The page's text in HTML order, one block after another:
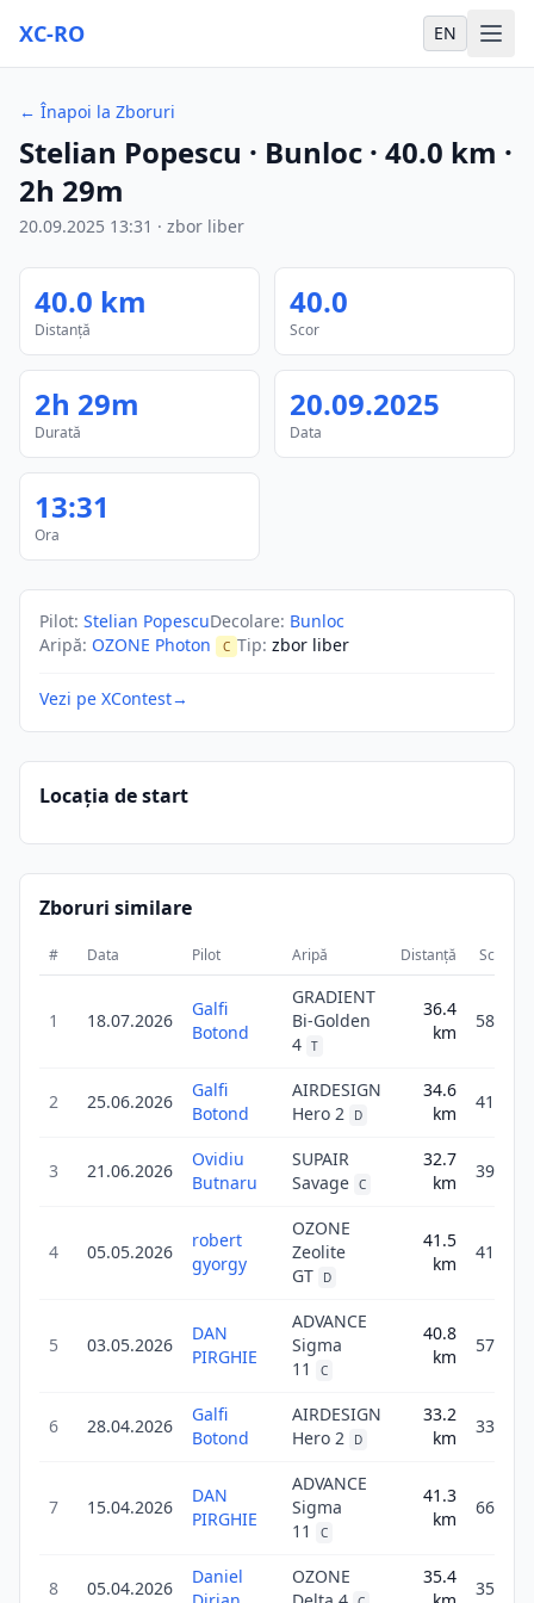
XC-RO EN
← Înapoi la Zboruri
Stelian Popescu · Bunloc · 40.0 km ·
2h 29m
20.09.2025 13:31 · zbor liber
40.0 km
Distanță
40.0
Scor
2h 29m
Durată
20.09.2025
Data
13:31
Ora
Pilot: Stelian PopescuDecolare: Bunloc
Aripă: OZONE Photon C Tip: zbor liber
Vezi pe XContest→
Locația de start
Zboruri similare
# Data Pilot Aripă Distanță Scor
1 18.07.2026
Galfi
Botond
GRADIENT
Bi-Golden
4 T
36.4
km
58.3
2 25.06.2026
Galfi
Botond
AIRDESIGN
Hero 2
D
34.6
km
41.6
3 21.06.2026
Ovidiu
Butnaru
SUPAIR
Savage C
32.7
km
39.3
4 05.05.2026
robert
gyorgy
OZONE
Zeolite
GT
D
41.5
km
41.5
5 03.05.2026
DAN
PIRGHIE
ADVANCE
Sigma
11
C
40.8
km
57.0
6 28.04.2026
Galfi
Botond
AIRDESIGN
Hero 2
D
33.2
km
33.2
7 15.04.2026
DAN
PIRGHIE
ADVANCE
Sigma
11
C
41.3
km
66.1
8 05.04.2026
Daniel
OZONE
35.4
35.4